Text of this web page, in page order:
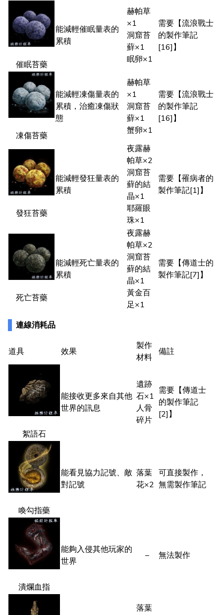
催眠苔藥
能減輕催眠量表的
累積
赫帕草
×1
洞窟苔
蘚×1
眠卵×1
需要【流浪戰士
的製作筆記
[16]】
凍傷苔藥
能減輕凍傷量表的
累積，治癒凍傷狀
態
赫帕草
×1
洞窟苔
蘚×1
蟹卵×1
需要【流浪戰士
的製作筆記
[16]】
發狂苔藥
能減輕發狂量表的
累積
夜露赫
帕草×2
洞窟苔
蘚的結
晶×1
耶羅眼
珠×1
需要【罹病者的
製作筆記[1]】
死亡苔藥
能減輕死亡量表的
累積
夜露赫
帕草×2
洞窟苔
蘚的結
晶×1
黃金百
足×1
需要【傳道士的
製作筆記[7]】
連線消耗品
道具 效果
製作
材料
備註
絮語石
能接收更多來自其他
世界的訊息
遺跡
石×1
人骨
碎片
需要【傳道士
的製作筆記
[2]】
喚勾指藥
能看見協力記號、敵
對記號
落葉
花×2
可直接製作，
無需製作筆記
潰爛血指
能夠入侵其他玩家的
世界
– 無法製作
落葉